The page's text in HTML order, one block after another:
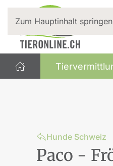
Zum Hauptinhalt springen
Hunde Schweiz
Paco -